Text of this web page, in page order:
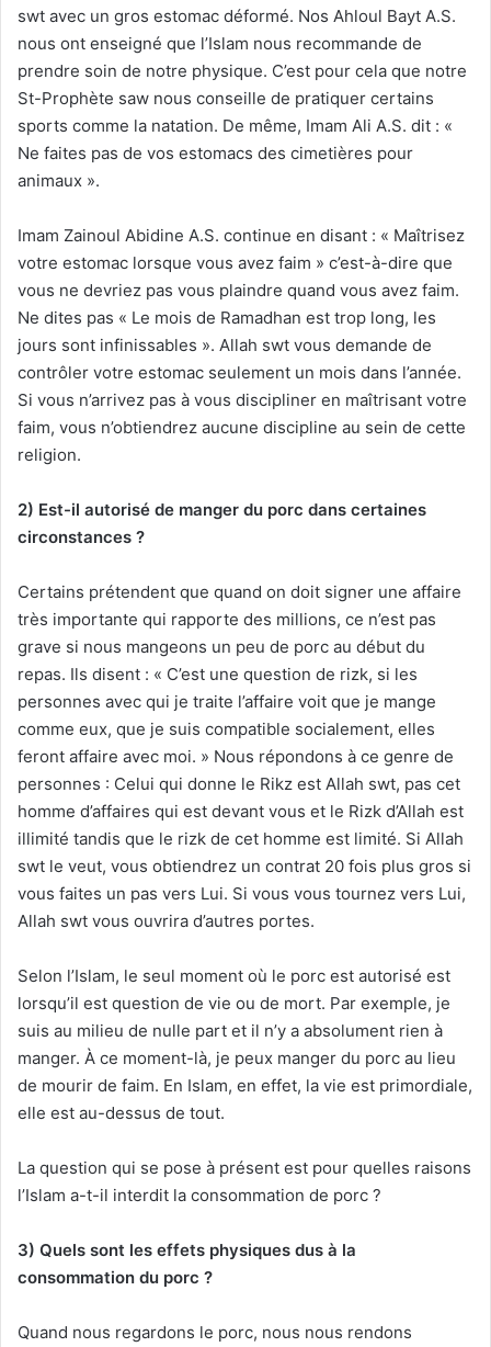
swt avec un gros estomac déformé. Nos Ahloul Bayt A.S.
nous ont enseigné que l’Islam nous recommande de
prendre soin de notre physique. C’est pour cela que notre
St-Prophète saw nous conseille de pratiquer certains
sports comme la natation. De même, Imam Ali A.S. dit : «
Ne faites pas de vos estomacs des cimetières pour
animaux ».
Imam Zainoul Abidine A.S. continue en disant : « Maîtrisez
votre estomac lorsque vous avez faim » c’est-à-dire que
vous ne devriez pas vous plaindre quand vous avez faim.
Ne dites pas « Le mois de Ramadhan est trop long, les
jours sont infinissables ». Allah swt vous demande de
contrôler votre estomac seulement un mois dans l’année.
Si vous n’arrivez pas à vous discipliner en maîtrisant votre
faim, vous n’obtiendrez aucune discipline au sein de cette
religion.
2) Est-il autorisé de manger du porc dans certaines
circonstances ?
Certains prétendent que quand on doit signer une affaire
très importante qui rapporte des millions, ce n’est pas
grave si nous mangeons un peu de porc au début du
repas. Ils disent : « C’est une question de rizk, si les
personnes avec qui je traite l’affaire voit que je mange
comme eux, que je suis compatible socialement, elles
feront affaire avec moi. » Nous répondons à ce genre de
personnes : Celui qui donne le Rikz est Allah swt, pas cet
homme d’affaires qui est devant vous et le Rizk d’Allah est
illimité tandis que le rizk de cet homme est limité. Si Allah
swt le veut, vous obtiendrez un contrat 20 fois plus gros si
vous faites un pas vers Lui. Si vous vous tournez vers Lui,
Allah swt vous ouvrira d’autres portes.
Selon l’Islam, le seul moment où le porc est autorisé est
lorsqu’il est question de vie ou de mort. Par exemple, je
suis au milieu de nulle part et il n’y a absolument rien à
manger. À ce moment-là, je peux manger du porc au lieu
de mourir de faim. En Islam, en effet, la vie est primordiale,
elle est au-dessus de tout.
La question qui se pose à présent est pour quelles raisons
l’Islam a-t-il interdit la consommation de porc ?
3) Quels sont les effets physiques dus à la
consommation du porc ?
Quand nous regardons le porc, nous nous rendons